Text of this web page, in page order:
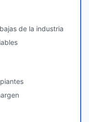
de la industria